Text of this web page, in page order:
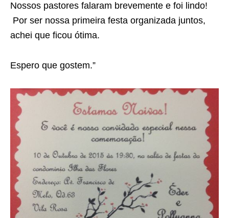
Nossos pastores falaram brevemente e foi lindo!
Por ser nossa primeira festa organizada juntos,
achei que ficou ótima.
Espero que gostem.”